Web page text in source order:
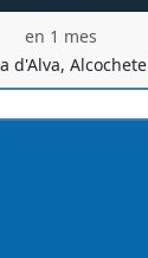
en 1 mes
d'Alva, Alcochete